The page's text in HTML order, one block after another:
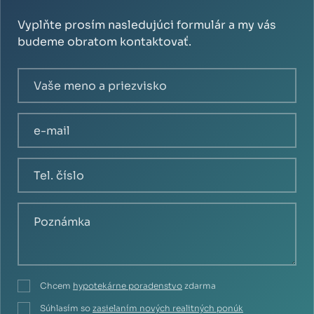
Vyplňte prosím nasledujúci formulár a my vás
budeme obratom kontaktovať.
Chcem hypotekárne poradenstvo zdarma
Súhlasím so zasielaním nových realitných ponúk